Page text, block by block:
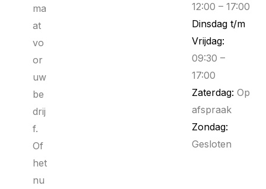
ma
at
vo
or
uw
be
drij
f.
Of
het
nu
12:00 – 17:00
Dinsdag t/m
Vrijdag:
09:30 –
17:00
Zaterdag: Op
afspraak
Zondag:
Gesloten